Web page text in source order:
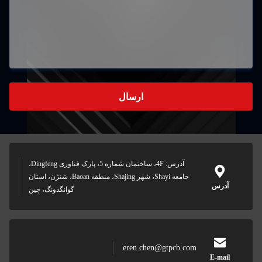
ارسال
آدرس
آدرس: 4F، ساختمان شماره 5، پارک فناوری Dingfeng،
جامعه Shayi، شهر Shajing، منطقه Baoan، شنژن، استان
گوانگدونگ، چین
E-mail
eren.chen@gtpcb.com